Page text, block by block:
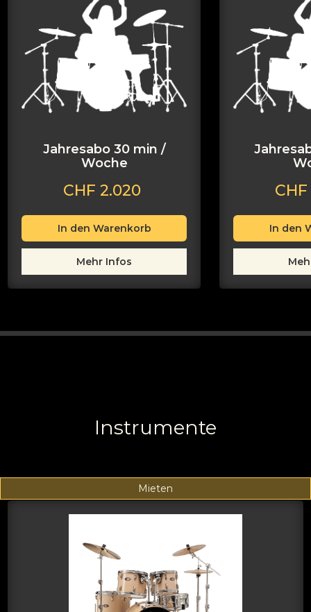
Jahresabo 30 min /
Woche
CHF 2.020
Mehr Infos
Instrumente
Mieten